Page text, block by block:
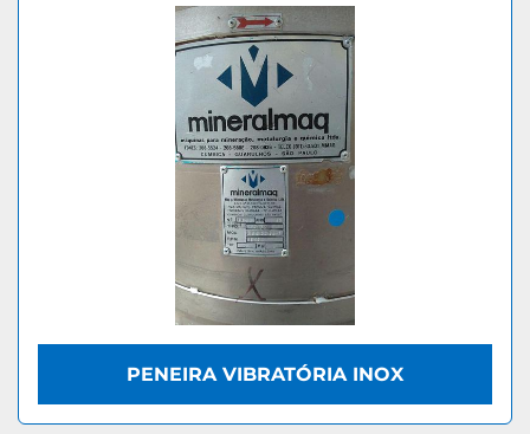
PENEIRA VIBRATÓRIA INOX